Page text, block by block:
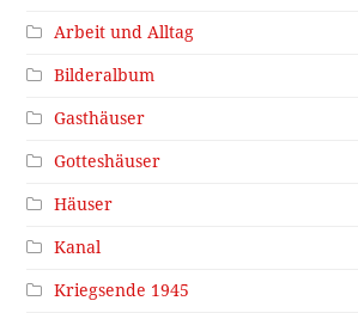
Arbeit und Alltag
Bilderalbum
Gasthäuser
Gotteshäuser
Häuser
Kanal
Kriegsende 1945